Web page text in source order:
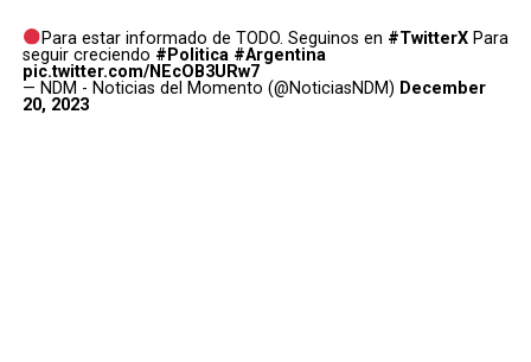
Para estar informado de TODO. Seguinos en #TwitterX Para
seguir creciendo #Politica #Argentina
pic.twitter.com/NEcOB3URw7
— NDM - Noticias del Momento (@NoticiasNDM) December
20, 2023